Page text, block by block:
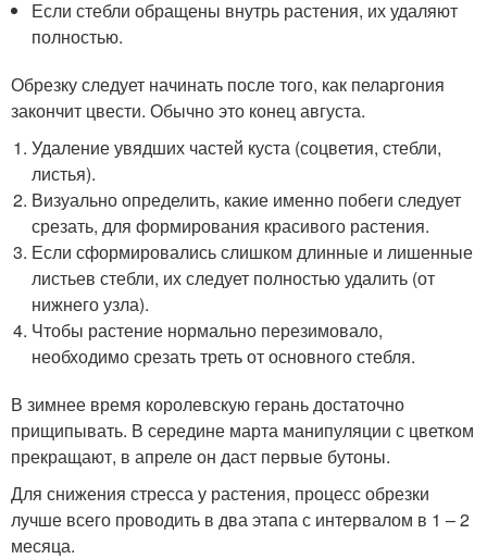
Если стебли обращены внутрь растения, их удаляют
полностью.
Обрезку следует начинать после того, как пеларгония
закончит цвести. Обычно это конец августа.
Удаление увядших частей куста (соцветия, стебли,
листья).
Визуально определить, какие именно побеги следует
срезать, для формирования красивого растения.
Если сформировались слишком длинные и лишенные
листьев стебли, их следует полностью удалить (от
нижнего узла).
Чтобы растение нормально перезимовало,
необходимо срезать треть от основного стебля.
В зимнее время королевскую герань достаточно
прищипывать. В середине марта манипуляции с цветком
прекращают, в апреле он даст первые бутоны.
Для снижения стресса у растения, процесс обрезки
лучше всего проводить в два этапа с интервалом в 1 – 2
месяца.